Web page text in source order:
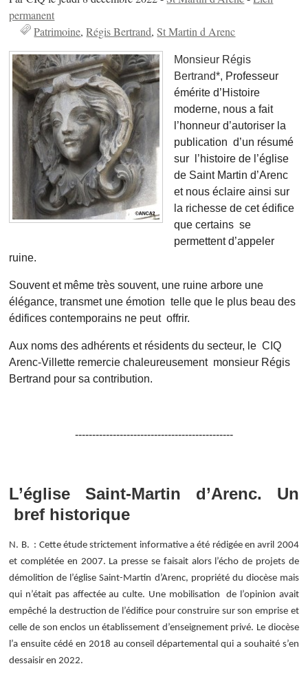
permanent
Patrimoine Régis Bertrand St Martin d Arenc
Monsieur Régis
Bertrand*, Professeur
émérite d’Histoire
moderne, nous a fait
l’honneur d’autoriser la
publication d’un résumé
sur l’histoire de l’église
de Saint Martin d’Arenc
et nous éclaire ainsi sur
la richesse de cet édifice
que certains se
permettent d’appeler
ruine.
Souvent et même très souvent, une ruine arbore une
élégance, transmet une émotion telle que le plus beau des
édifices contemporains ne peut offrir.
Aux noms des adhérents et résidents du secteur, le CIQ
Arenc-Villette remercie chaleureusement monsieur Régis
Bertrand pour sa contribution.
----------------------------------------------
L’église Saint-Martin d’Arenc. Un
bref historique
N. B. : Cette étude strictement informative a été rédigée en avril 2004
et complétée en 2007. La presse se faisait alors l’écho de projets de
démolition de l’église Saint-Martin d’Arenc, propriété du diocèse mais
qui n’était pas affectée au culte. Une mobilisation de l’opinion avait
empêché la destruction de l’édifice pour construire sur son emprise et
celle de son enclos un établissement d’enseignement privé. Le diocèse
l’a ensuite cédé en 2018 au conseil départemental qui a souhaité s’en
dessaisir en 2022.